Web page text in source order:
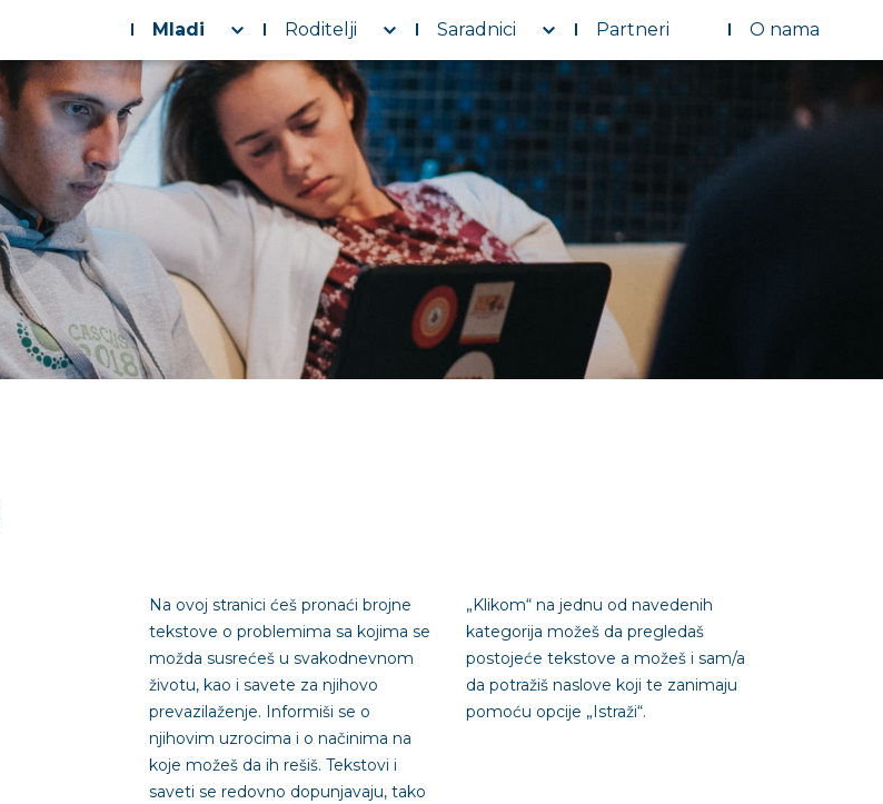
Mladi Roditelji Saradnici Partneri O nama
Na ovoj stranici ćeš pronaći brojne
tekstove o problemima sa kojima se
možda susrećeš u svakodnevnom
životu, kao i savete za njihovo
prevazilaženje. Informiši se o
njihovim uzrocima i o načinima na
koje možeš da ih rešiš. Tekstovi i
saveti se redovno dopunjavaju, tako
„Klikom“ na jednu od navedenih
kategorija možeš da pregledaš
postojeće tekstove a možeš i sam/a
da potražiš naslove koji te zanimaju
pomoću opcije „Istraži“.